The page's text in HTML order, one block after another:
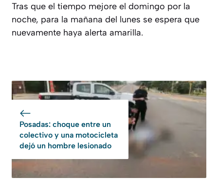
Tras que el tiempo mejore el domingo por la
noche, para la mañana del lunes se espera que
nuevamente haya alerta amarilla.
Posadas: choque entre un
colectivo y una motocicleta
dejó un hombre lesionado